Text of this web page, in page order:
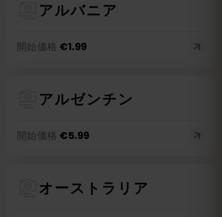
アルバニア
開始価格 €1.99
アルゼンチン
開始価格 €5.99
オーストラリア